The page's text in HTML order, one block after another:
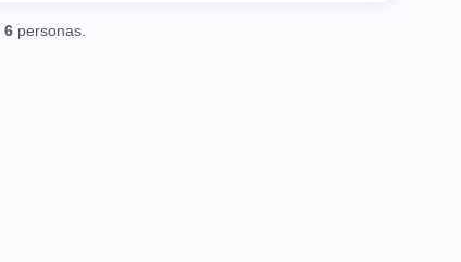
6 personas.